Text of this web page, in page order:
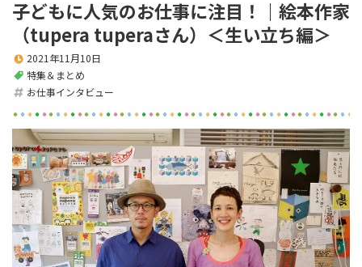
子どもに人気のお仕事に注目！｜絵本作家
（tupera tuperaさん）＜生い立ち編＞
特集＆まとめ
2021年11月10日
お仕事インタビュー